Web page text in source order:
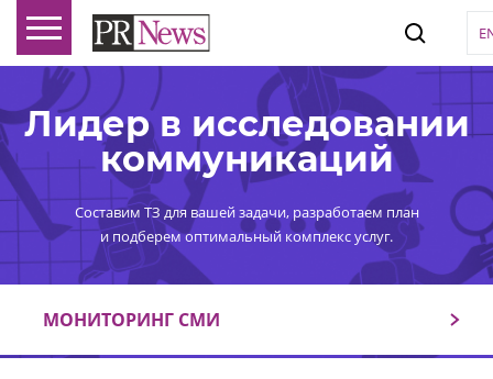
Лидер в исследовании
коммуникаций
Составим ТЗ для вашей задачи, разработаем план
и подберем оптимальный комплекс услуг.
МОНИТОРИНГ СМИ